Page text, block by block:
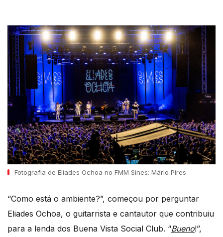
Fotografia de Eliades Ochoa no FMM Sines: Mário Pires
“Como está o ambiente?”, começou por perguntar
Eliades Ochoa, o guitarrista e cantautor que contribuiu
para a lenda dos Buena Vista Social Club. “Bueno!”,